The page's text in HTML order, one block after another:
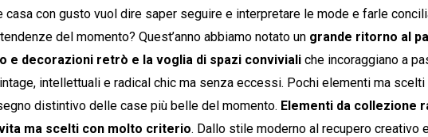
casa con gusto vuol dire saper seguire e interpretare le mode e farle
del momento? Quest’anno abbiamo notato un grande ritorno al
e decorazioni retrò e la voglia di spazi conviviali che incoraggiano a
intellettuali e radical chic ma senza eccessi. Pochi elementi ma
distintivo delle case più belle del momento. Elementi da collezione
ma scelti con molto criterio. Dallo stile moderno al recupero creativo